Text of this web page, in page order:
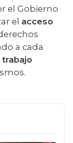
el Gobierno
el acceso
a cada
trabajo